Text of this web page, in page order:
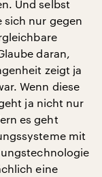
Und selbst
sich nur gegen
daran,
zeigt ja
Wenn diese
ja nicht nur
es geht
mit
eine